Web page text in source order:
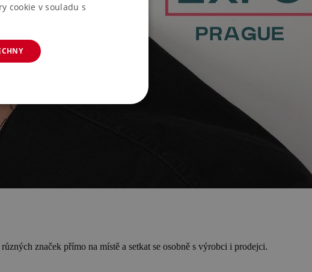
značek přímo na místě a setkat se osobně s výrobci i prodejci.
cookie v souladu s